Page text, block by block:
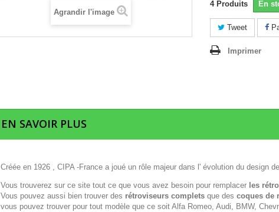
Agrandir l'image
4 Produits En
Tweet
Imprimer
EN SAVOIR PLUS
Créée en 1926 , CIPA -France a joué un rôle majeur dans l' évolution du design
Vous trouverez sur ce site tout ce que vous avez besoin pour remplacer les
Vous pouvez aussi bien trouver des rétroviseurs complets que des coques de
vous pouvez trouver pour tout modèle que ce soit Alfa Romeo, Audi, BMW,